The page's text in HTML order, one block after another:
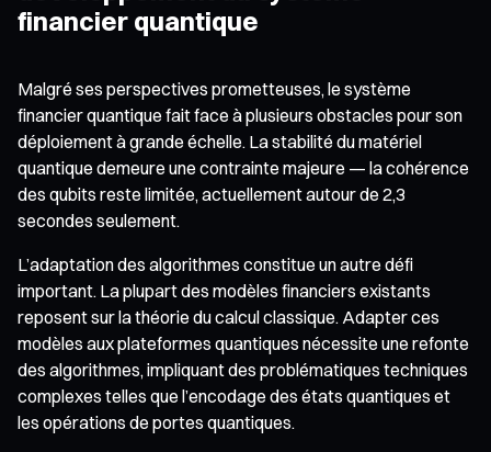
financier quantique
Malgré ses perspectives prometteuses, le système
financier quantique fait face à plusieurs obstacles pour son
déploiement à grande échelle. La stabilité du matériel
quantique demeure une contrainte majeure — la cohérence
des qubits reste limitée, actuellement autour de 2,3
secondes seulement.
L’adaptation des algorithmes constitue un autre défi
important. La plupart des modèles financiers existants
reposent sur la théorie du calcul classique. Adapter ces
modèles aux plateformes quantiques nécessite une refonte
des algorithmes, impliquant des problématiques techniques
complexes telles que l’encodage des états quantiques et
les opérations de portes quantiques.